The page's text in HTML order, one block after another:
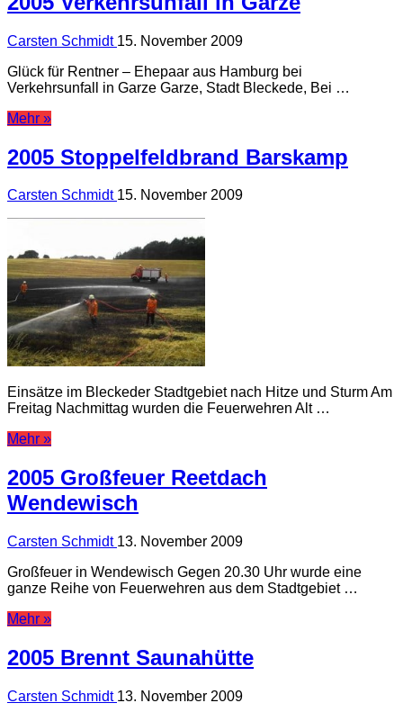
Carsten Schmidt 15. November 2009
Glück für Rentner – Ehepaar aus Hamburg bei
Verkehrsunfall in Garze Garze, Stadt Bleckede, Bei …
Mehr »
2005 Stoppelfeldbrand Barskamp
Carsten Schmidt 15. November 2009
Einsätze im Bleckeder Stadtgebiet nach Hitze und Sturm Am
Freitag Nachmittag wurden die Feuerwehren Alt …
Mehr »
2005 Großfeuer Reetdach
Wendewisch
Carsten Schmidt 13. November 2009
Großfeuer in Wendewisch Gegen 20.30 Uhr wurde eine
ganze Reihe von Feuerwehren aus dem Stadtgebiet …
Mehr »
2005 Brennt Saunahütte
Carsten Schmidt 13. November 2009